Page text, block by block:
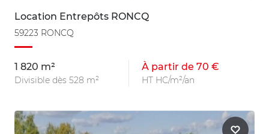
Location Entrepôts RONCQ
59223 RONCQ
1 820 m²
Divisible dès 528 m²
À partir de 70 €
HT HC/m²/an